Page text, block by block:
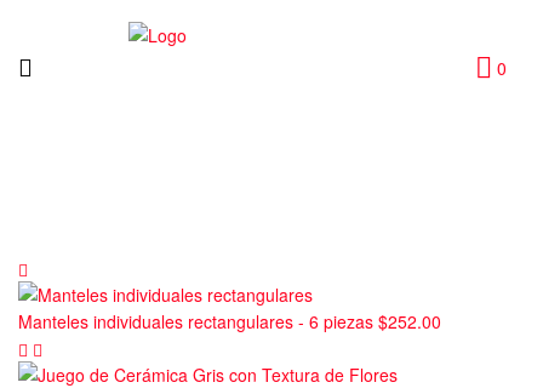
0
Manteles individuales rectangulares - 6 piezas $252.00